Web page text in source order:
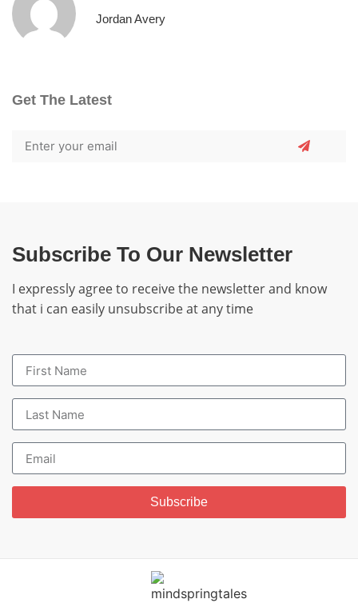
Jordan Avery
Get The Latest
Subscribe To Our Newsletter
I expressly agree to receive the newsletter and know
that i can easily unsubscribe at any time
Subscribe